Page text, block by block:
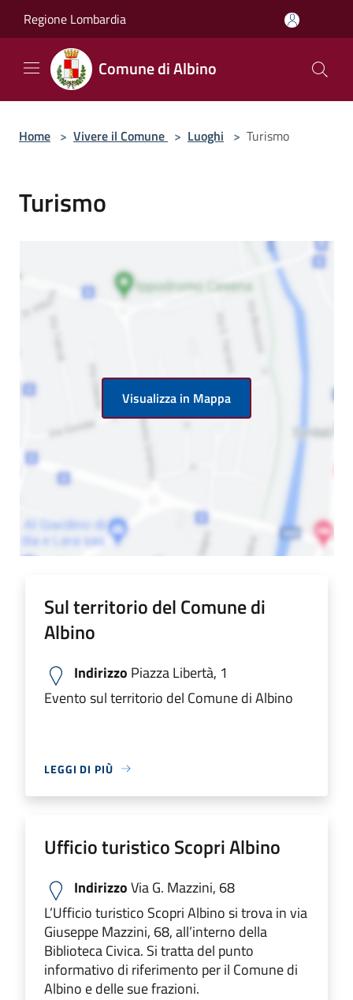
Regione Lombardia
Comune di Albino
Home > Vivere il Comune > Luoghi > Turismo
Turismo
Visualizza in Mappa
Sul territorio del Comune di
Albino
Indirizzo Piazza Libertà, 1
Evento sul territorio del Comune di Albino
LEGGI DI PIÙ
Ufficio turistico Scopri Albino
IndirizzoVia G. Mazzini, 68
L’Ufficio turistico Scopri Albino si trova in via
Giuseppe Mazzini, 68, all’interno della
Biblioteca Civica. Si tratta del punto
informativo di riferimento per il Comune di
Albino e delle sue frazioni.